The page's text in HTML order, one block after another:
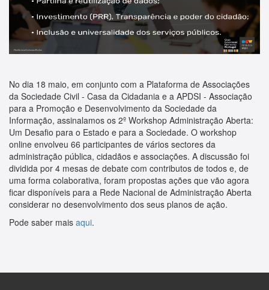
No dia 18 maio, em conjunto com a Plataforma de Associações
da Sociedade Civil - Casa da Cidadania e a APDSI - Associação
para a Promoção e Desenvolvimento da Sociedade da
Informação, assinalamos os 2º Workshop Administração Aberta:
Um Desafio para o Estado e para a Sociedade. O workshop
online envolveu 66 participantes de vários sectores da
administração pública, cidadãos e associações. A discussão foi
dividida por 4 mesas de debate com contributos de todos e, de
uma forma colaborativa, foram propostas ações que vão agora
ficar disponíveis para a Rede Nacional de Administração Aberta
considerar no desenvolvimento dos seus planos de ação.
Pode saber mais aqui.